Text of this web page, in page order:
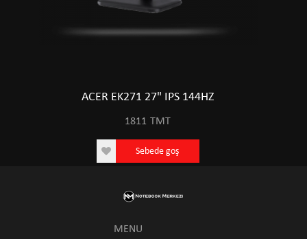
ACER EK271 27" IPS 144HZ
1811 TMT
Sebede goş
MENU